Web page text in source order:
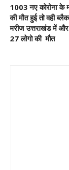
1003 नए कोरोना के
की मौत हुई तो वही
मरीज उत्तराखंड में
27 लोगो की मौत